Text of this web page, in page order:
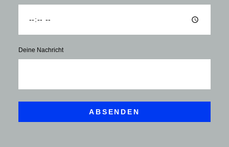
Deine Nachricht
ABSENDEN